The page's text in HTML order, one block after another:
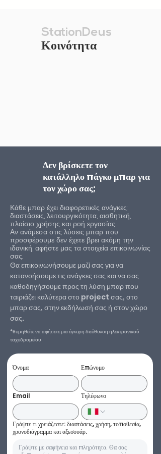
StationDeus
Κοινότητα
Δεν βρίσκετε τον
κατάλληλο πάγκο μπαρ για
τον χώρο σας;
Κάθε μπαρ έχει διαφορετικές ανάγκες:
διαστάσεις, λειτουργικότητα, αισθητική,
πλαίσιο χρήσης και ροή εργασίας.
Αν ανάμεσα στις λύσεις μπαρ που
προσφέρουμε δεν έχετε βρει ακόμη την
ιδανική, αφήστε μας τα στοιχεία επικοινωνίας
σας.​
Θα επικοινωνήσουμε μαζί σας για να
κατανοήσουμε τις ανάγκες σας και να σας
καθοδηγήσουμε προς τη λύση μπαρ που
ταιριάζει καλύτερα στο project σας, στο
μπαρ σας, στην εκδήλωσή σας ή στον χώρο
σας.
*θυμηθείτε να αφήσετε μια έγκυρη διεύθυνση ηλεκτρονικού
ταχυδρομείου
Όνομα Επώνυμο
Email Τηλέφωνο
Γράψτε τι χρειάζεστε: διαστάσεις, χρήση, τοποθεσία,
χρονοδιάγραμμα και αξεσουάρ.